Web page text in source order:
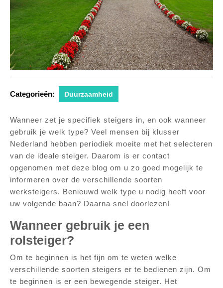
Categorieën: Duurzaamheid
Wanneer zet je specifiek steigers in, en ook wanneer
gebruik je welk type? Veel mensen bij klusser
Nederland hebben periodiek moeite met het selecteren
van de ideale steiger. Daarom is er contact
opgenomen met deze blog om u zo goed mogelijk te
informeren over de verschillende soorten
werksteigers. Benieuwd welk type u nodig heeft voor
uw volgende baan? Daarna snel doorlezen!
Wanneer gebruik je een
rolsteiger?
Om te beginnen is het fijn om te weten welke
verschillende soorten steigers er te bedienen zijn. Om
te beginnen is er een bewegende steiger. Het